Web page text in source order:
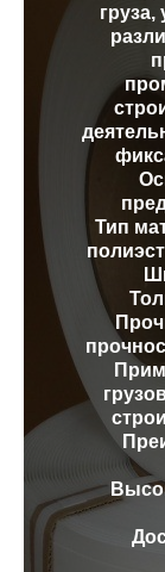
груза,
Тип